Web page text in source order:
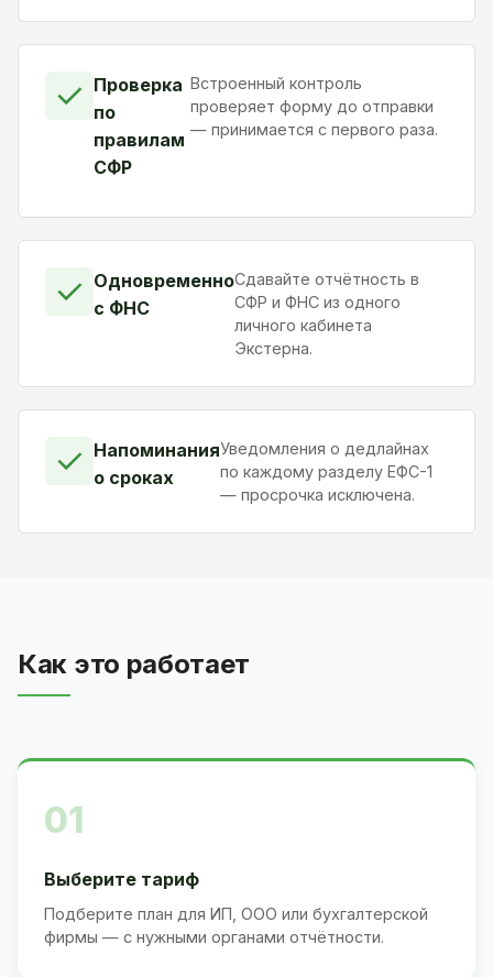
✓ Проверка
по
правилам
СФР
Встроенный контроль
проверяет форму до отправки
— принимается с первого раза.
✓ Одновременно
с ФНС
Сдавайте отчётность в
СФР и ФНС из одного
личного кабинета
Экстерна.
✓ Напоминания
о сроках
Уведомления о дедлайнах
по каждому разделу ЕФС-1
— просрочка исключена.
Как это работает
01
Выберите тариф
Подберите план для ИП, ООО или бухгалтерской
фирмы — с нужными органами отчётности.